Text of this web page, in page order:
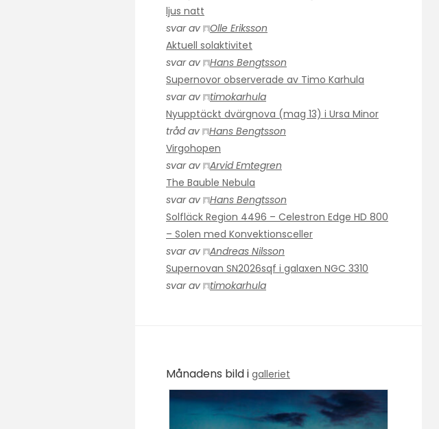
ljus natt
svar av
Olle Eriksson
Aktuell solaktivitet
svar av
Hans Bengtsson
Supernovor observerade av Timo Karhula
svar av
timokarhula
Nyupptäckt dvärgnova (mag 13) i Ursa Minor
tråd av
Hans Bengtsson
Virgohopen
svar av
Arvid Emtegren
The Bauble Nebula
svar av
Hans Bengtsson
Solfläck Region 4496 – Celestron Edge HD 800
– Solen med Konvektionsceller
svar av
Andreas Nilsson
Supernovan SN2026sqf i galaxen NGC 3310
svar av
timokarhula
Månadens bild i galleriet